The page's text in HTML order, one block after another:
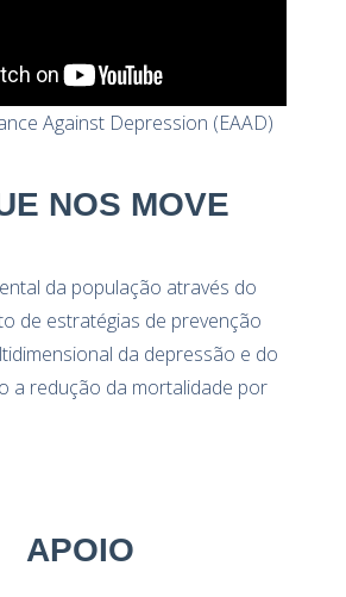
Against Depression (EAAD)
NOS MOVE
da população através do
de estratégias de prevenção
da depressão e do
a redução da mortalidade por
APOIO